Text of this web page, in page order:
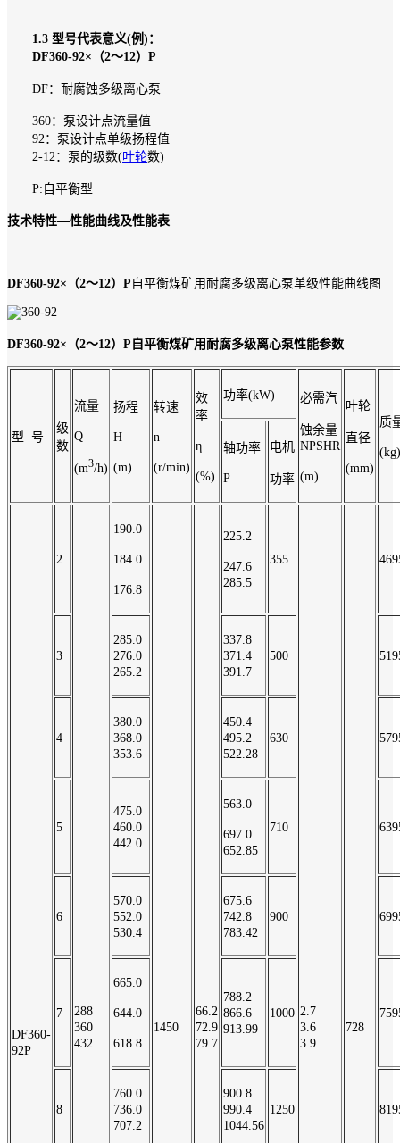
1.3 型号代表意义(例)：
DF360-92×（2～12）P
DF：耐腐蚀多级离心泵
360：泵设计点流量值
92：泵设计点单级扬程值
2-12：泵的级数(叶轮数)
P:自平衡型
技术特性—性能曲线及性能表
DF360-92×（2～12）P 自平衡煤矿用耐腐多级离心泵单级性能曲线图
DF360-92×（2～12）P自平衡煤矿用耐腐多级离心泵性能参数
型 号
级
数
流量
Q
(m3/h)
扬程
H
(m)
转速
n
(r/min)
效
率
η
(%)
功率(kW) 必需汽
蚀余量
NPSHR
(m)
叶轮
直径
(mm)
质
(kg)
轴功率
P
电机
功率
DF360-
92P
2
288
360
432
190.0
184.0
176.8
1450
66.2
72.9
79.7
225.2
247.6
285.5
355
2.7
3.6
3.9
728
3
285.0
276.0
265.2
337.8
371.4
391.7
500
4
380.0
368.0
353.6
450.4
495.2
522.28
630
5
475.0
460.0
442.0
563.0
697.0
652.85
710
6
570.0
552.0
530.4
675.6
742.8
783.42
900
7
665.0
644.0
618.8
788.2
866.6
913.99
1000
8
760.0
736.0
707.2
900.8
990.4
1044.56
1250